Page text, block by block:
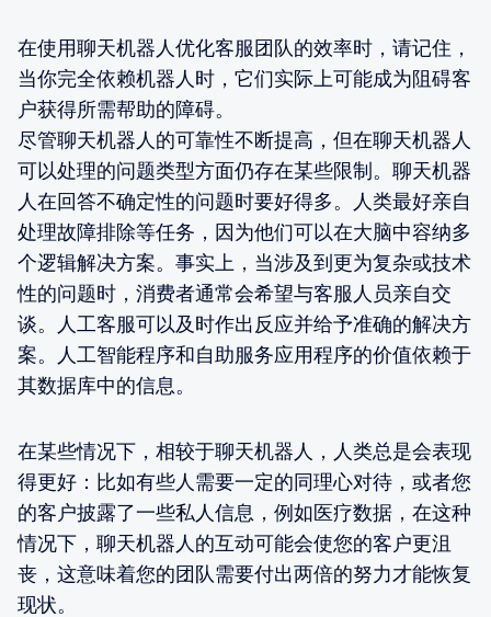
在使用聊天机器人优化客服团队的效率时，请记住，
当你完全依赖机器人时，它们实际上可能成为阻碍客
户获得所需帮助的障碍。
尽管聊天机器人的可靠性不断提高，但在聊天机器人
可以处理的问题类型方面仍存在某些限制。聊天机器
人在回答不确定性的问题时要好得多。人类最好亲自
处理故障排除等任务，因为他们可以在大脑中容纳多
个逻辑解决方案。事实上，当涉及到更为复杂或技术
性的问题时，消费者通常会希望与客服人员亲自交
谈。人工客服可以及时作出反应并给予准确的解决方
案。人工智能程序和自助服务应用程序的价值依赖于
其数据库中的信息。
在某些情况下，相较于聊天机器人，人类总是会表现
得更好：比如有些人需要一定的同理心对待，或者您
的客户披露了一些私人信息，例如医疗数据，在这种
情况下，聊天机器人的互动可能会使您的客户更沮
丧，这意味着您的团队需要付出两倍的努力才能恢复
现状。